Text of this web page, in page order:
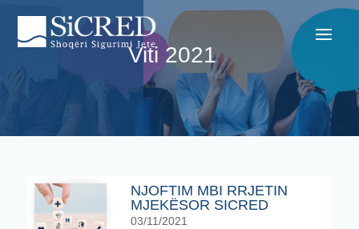
Viti 2021
NJOFTIM MBI RRJETIN
MJEKËSOR SICRED
03/11/2021